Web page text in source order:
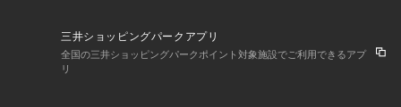
三井ショッピングパークアプリ
全国の三井ショッピングパークポイント対象施設でご利用できるアプ
リ